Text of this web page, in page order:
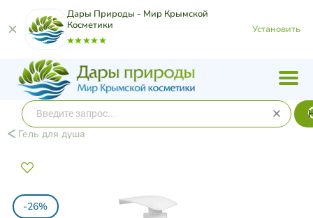
Дары Природы - Мир Крымской
Косметики
Установить
Гель для душа
-26%